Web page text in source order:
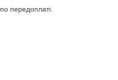
передоплаті.